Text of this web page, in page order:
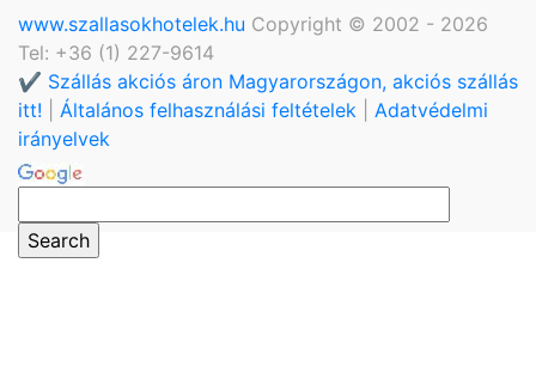
www.szallasokhotelek.hu Copyright © 2002 - 2026
Tel: +36 (1) 227-9614
✔️ Szállás akciós áron Magyarországon, akciós szállás
itt!
Általános felhasználási feltételek
Adatvédelmi
irányelvek